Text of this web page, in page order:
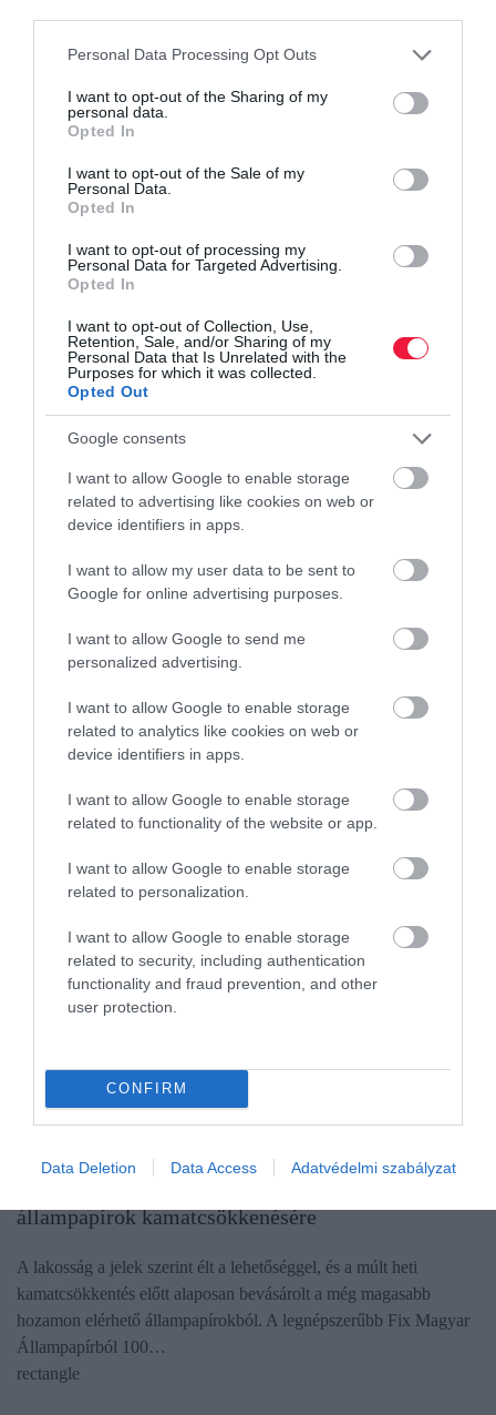
Please note that this website/app uses one or more Google
not limited to your visit or usage behaviour. You may click to
grant or deny consent to Google and its third-party tags to
use your data for below specified purposes in below Google
consent section.
Personal Data Processing Opt Outs
I want to opt-out of the Sharing of my
personal data.
Opted In
I want to opt-out of the Sale of my
Personal Data.
Opted In
I want to opt-out of processing my
Personal Data for Targeted Advertising.
Opted In
I want to opt-out of Collection, Use,
Retention, Sale, and/or Sharing of my
Personal Data that Is Unrelated with the
Purposes for which it was collected.
Opted Out
Google consents
I want to allow Google to enable storage
related to advertising like cookies on web or
device identifiers in apps.
I want to allow my user data to be sent to
Google for online advertising purposes.
I want to allow Google to send me
personalized advertising.
I want to allow Google to enable storage
related to analytics like cookies on web or
device identifiers in apps.
I want to allow Google to enable storage
related to functionality of the website or app.
I want to allow Google to enable storage
related to personalization.
I want to allow Google to enable storage
related to security, including authentication
functionality and fraud prevention, and other
user protection.
CONFIRM
Data Deletion Data Access Adatvédelmi szabályzat
Így védd meg a munkádat az AI-tól
A mesterséges intelligencia (AI) egyre több feladatot képes
automatizálni, ezért sok munkavállaló attól tart, hogy előbb-utóbb
a saját állását is veszélyezteti. Andrea Wasserman vezetői
karriercoach…
Így reagáltak a lakossági befektetők az
állampapírok kamatcsökkenésére
A lakosság a jelek szerint élt a lehetőséggel, és a múlt heti
kamatcsökkentés előtt alaposan bevásárolt a még magasabb
hozamon elérhető állampapírokból. A legnépszerűbb Fix Magyar
Állampapírból 100…
rectangle